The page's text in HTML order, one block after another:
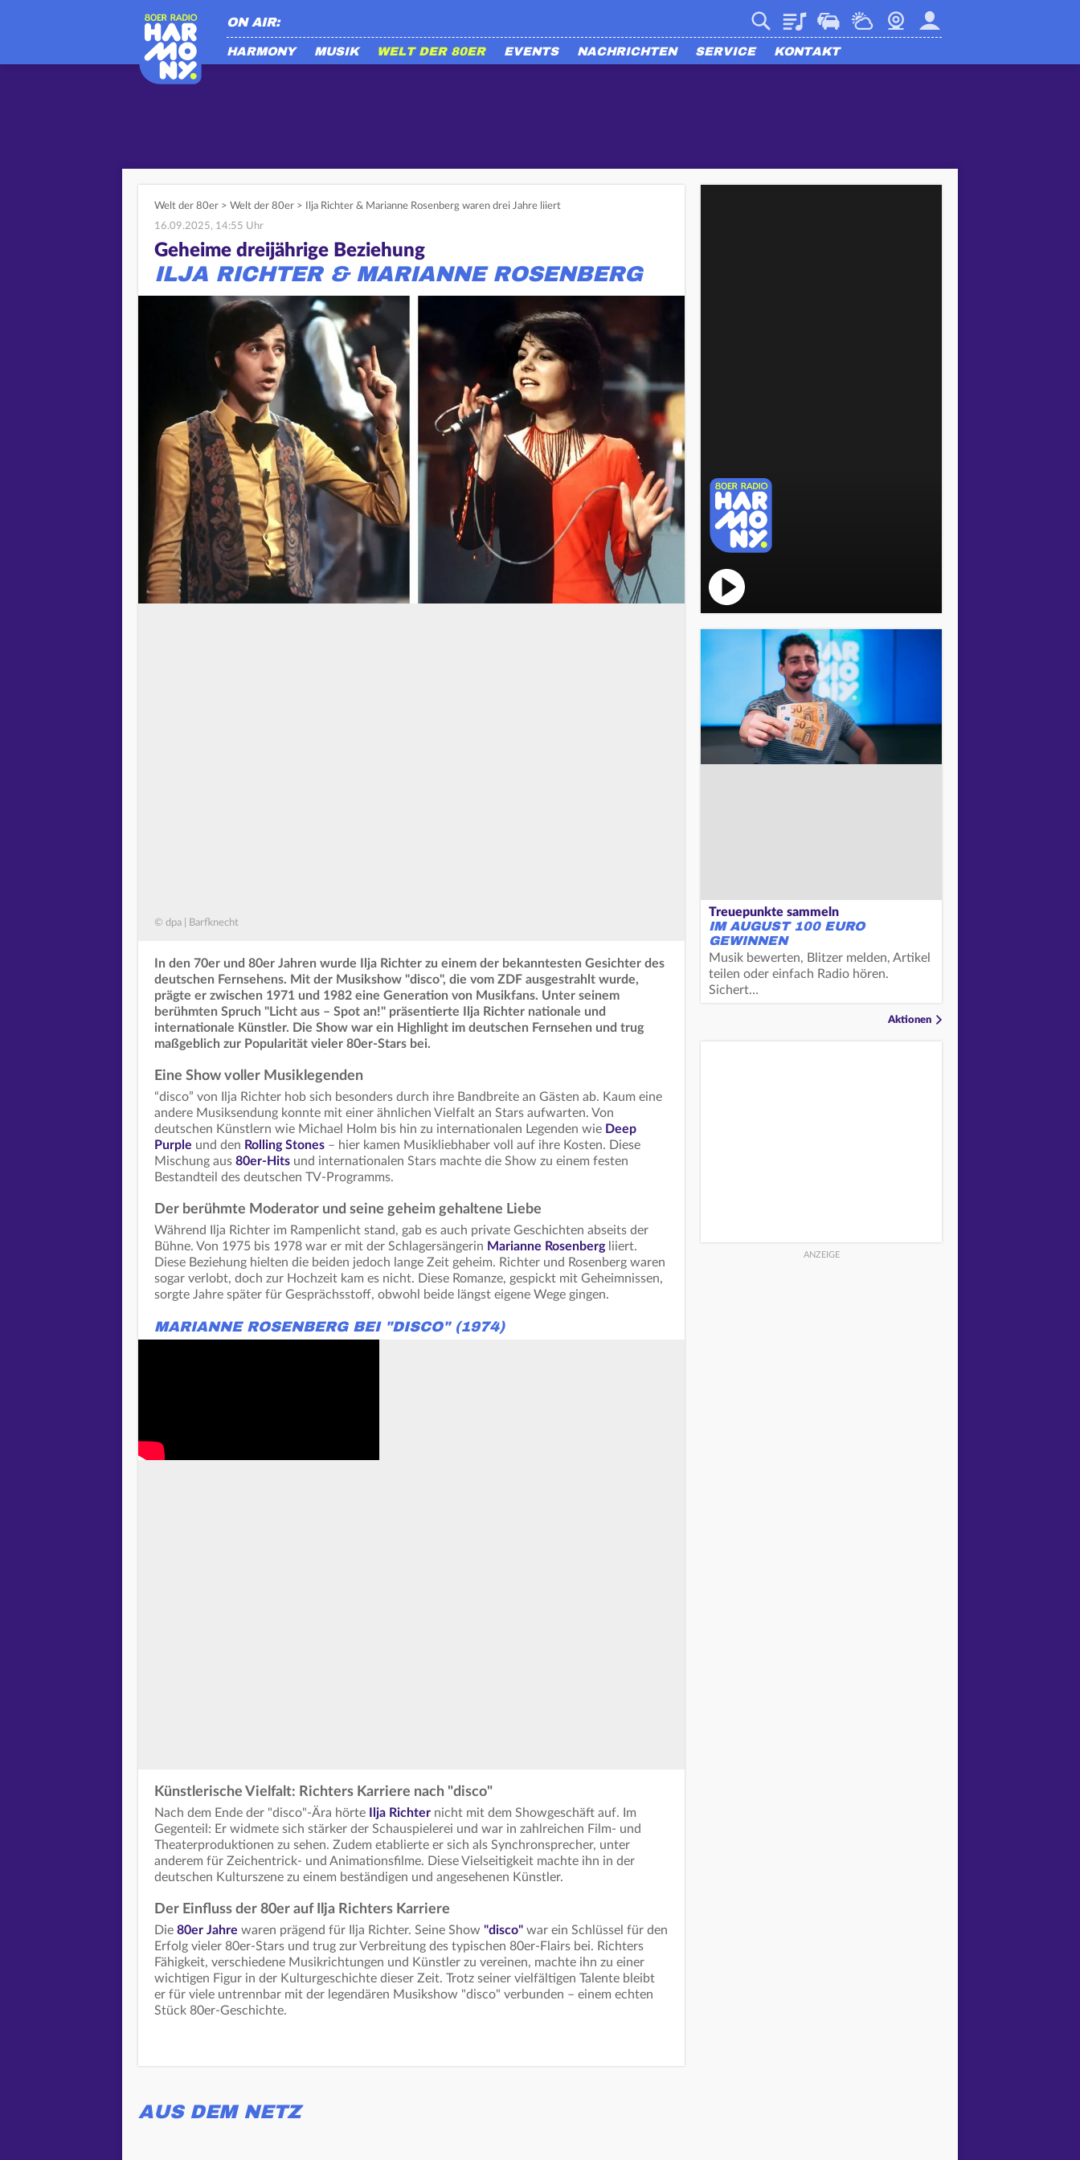
ON AIR: PlaylistVerkehrWetterWebcamMein harmony
HARMONY MUSIK WELT DER 80ER EVENTS NACHRICHTEN SERVICE KONTAKT
Welt der 80er > Welt der 80er >
Ilja Richter & Marianne Rosenberg waren drei Jahre liiert
16.09.2025, 14:55 Uhr
Geheime dreijährige Beziehung
ILJA RICHTER & MARIANNE ROSENBERG
© dpa | Barfknecht
In den 70er und 80er Jahren wurde Ilja Richter zu einem der bekanntesten Gesichter des
deutschen Fernsehens. Mit der Musikshow "disco", die vom ZDF ausgestrahlt wurde,
prägte er zwischen 1971 und 1982 eine Generation von Musikfans. Unter seinem
berühmten Spruch "Licht aus – Spot an!" präsentierte Ilja Richter nationale und
internationale Künstler. Die Show war ein Highlight im deutschen Fernsehen und trug
maßgeblich zur Popularität vieler 80er-Stars bei.
Eine Show voller Musiklegenden
“disco” von Ilja Richter hob sich besonders durch ihre Bandbreite an Gästen ab. Kaum eine
andere Musiksendung konnte mit einer ähnlichen Vielfalt an Stars aufwarten. Von
deutschen Künstlern wie Michael Holm bis hin zu internationalen Legenden wie Deep
Purple und den Rolling Stones – hier kamen Musikliebhaber voll auf ihre Kosten. Diese
Mischung aus 80er-Hits und internationalen Stars machte die Show zu einem festen
Bestandteil des deutschen TV-Programms.
Der berühmte Moderator und seine geheim gehaltene Liebe
Während Ilja Richter im Rampenlicht stand, gab es auch private Geschichten abseits der
Bühne. Von 1975 bis 1978 war er mit der Schlagersängerin Marianne Rosenbergliiert.
Diese Beziehung hielten die beiden jedoch lange Zeit geheim. Richter und Rosenberg waren
sogar verlobt, doch zur Hochzeit kam es nicht. Diese Romanze, gespickt mit Geheimnissen,
sorgte Jahre später für Gesprächsstoff, obwohl beide längst eigene Wege gingen.
MARIANNE ROSENBERG BEI "DISCO" (1974)
Künstlerische Vielfalt: Richters Karriere nach "disco"
Nach dem Ende der "disco"-Ära hörte Ilja Richter nicht mit dem Showgeschäft auf. Im
Gegenteil: Er widmete sich stärker der Schauspielerei und war in zahlreichen Film- und
Theaterproduktionen zu sehen. Zudem etablierte er sich als Synchronsprecher, unter
anderem für Zeichentrick- und Animationsfilme. Diese Vielseitigkeit machte ihn in der
deutschen Kulturszene zu einem beständigen und angesehenen Künstler.
Der Einfluss der 80er auf Ilja Richters Karriere
Die 80er Jahre waren prägend für Ilja Richter. Seine Show "disco" war ein Schlüssel für den
Erfolg vieler 80er-Stars und trug zur Verbreitung des typischen 80er-Flairs bei. Richters
Fähigkeit, verschiedene Musikrichtungen und Künstler zu vereinen, machte ihn zu einer
wichtigen Figur in der Kulturgeschichte dieser Zeit. Trotz seiner vielfältigen Talente bleibt
er für viele untrennbar mit der legendären Musikshow "disco" verbunden – einem echten
Stück 80er-Geschichte.
Treuepunkte sammeln
IM AUGUST 100 EURO
GEWINNEN
Musik bewerten, Blitzer melden, Artikel
teilen oder einfach Radio hören.
Sichert…
Aktionen
AUS DEM NETZ